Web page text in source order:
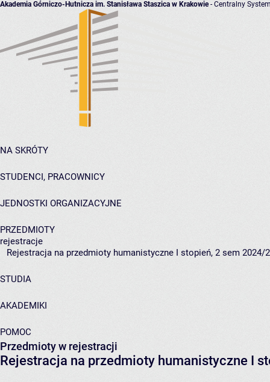
Akademia Górniczo-Hutnicza im. Stanisława Staszica w Krakowie- Centralny
NA SKRÓTY
STUDENCI, PRACOWNICY
JEDNOSTKI ORGANIZACYJNE
PRZEDMIOTY
rejestracje
Rejestracja na przedmioty humanistyczne I stopień, 2 sem 2024/
STUDIA
AKADEMIKI
POMOC
Przedmioty w rejestracji
Rejestracja na przedmioty humanistyczne I